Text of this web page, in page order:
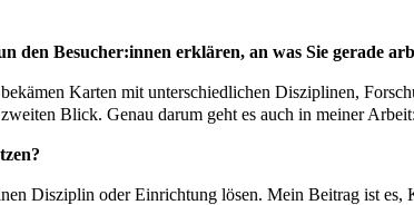
den Besucher:innen erklären, an was Sie gerade
Karten mit unterschiedlichen Disziplinen,
Blick. Genau darum geht es auch in meiner
Disziplin oder Einrichtung lösen. Mein Beitrag ist